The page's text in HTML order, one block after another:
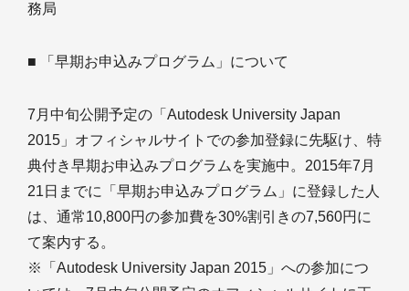
務局
■ 「早期お申込みプログラム」について
7月中旬公開予定の「Autodesk University Japan
2015」オフィシャルサイトでの参加登録に先駆け、特
典付き早期お申込みプログラムを実施中。2015年7月
21日までに「早期お申込みプログラム」に登録した人
は、通常10,800円の参加費を30%割引きの7,560円に
て案内する。
※「Autodesk University Japan 2015」への参加につ